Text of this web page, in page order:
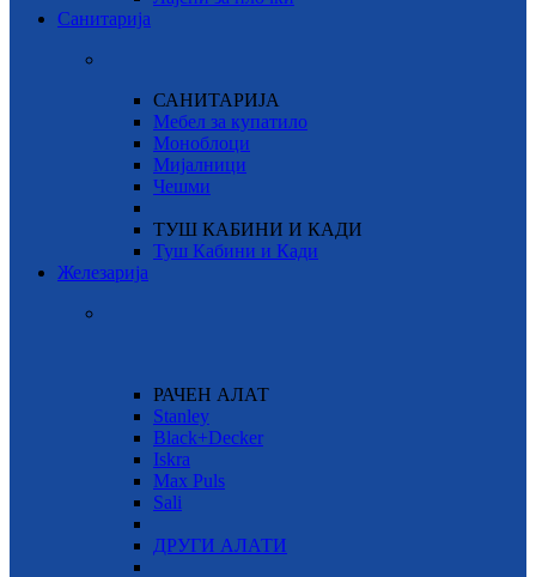
Санитарија
САНИТАРИЈА
Мебел за купатило
Моноблоци
Мијалници
Чешми
ТУШ КАБИНИ И КАДИ
Туш Кабини и Кади
Железарија
РАЧЕН АЛАТ
Stanley
Black+Decker
Iskra
Max Puls
Sali
ДРУГИ АЛАТИ